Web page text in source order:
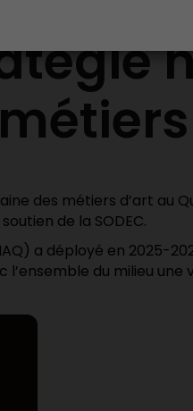
des métiers d’art au
de la SODEC.
a déployé en 2025-
du milieu une